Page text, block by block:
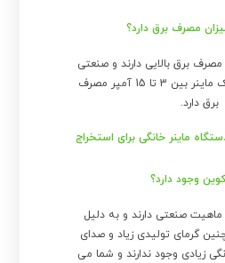
مصرف برق دارد؟
ماینرها یا همان ASIC مصرف برق بالایی دارند و صنعتی
حسوب می شوند , یک ماینر بین 3 تا 15 آمپر مصرف
برق دارد.
ماینر خانگی برای استخراج
وجود دارد؟
ماهیت صنعتی دارند و به دلیل
گرمای تولیدی زیاد و صدای
زیادی وجود ندارند و شما می